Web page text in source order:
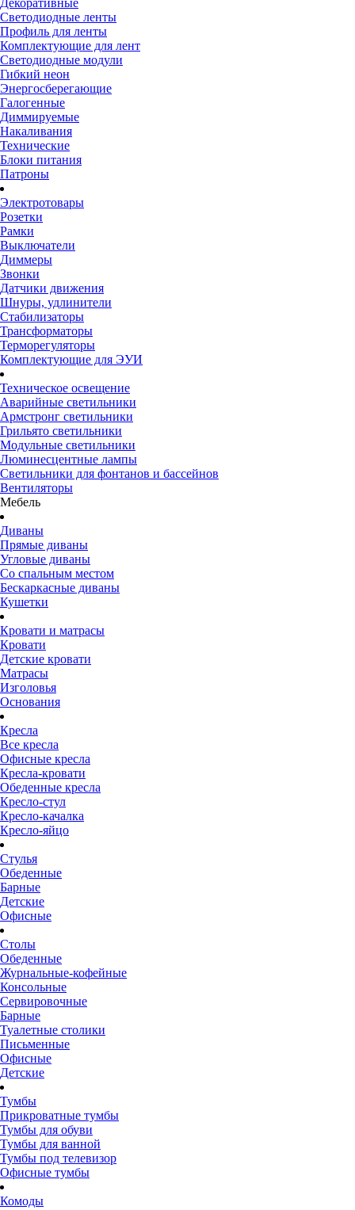
Декоративные
Светодиодные ленты
Профиль для ленты
Комплектующие для лент
Светодиодные модули
Гибкий неон
Энергосберегающие
Галогенные
Диммируемые
Накаливания
Технические
Блоки питания
Патроны
Электротовары
Розетки
Рамки
Выключатели
Диммеры
Звонки
Датчики движения
Шнуры, удлинители
Стабилизаторы
Трансформаторы
Терморегуляторы
Комплектующие для ЭУИ
Техническое освещение
Аварийные светильники
Армстронг светильники
Грильято светильники
Модульные светильники
Люминесцентные лампы
Светильники для фонтанов и бассейнов
Вентиляторы
Мебель
Диваны
Прямые диваны
Угловые диваны
Со спальным местом
Бескаркасные диваны
Кушетки
Кровати и матрасы
Кровати
Детские кровати
Матрасы
Изголовья
Основания
Кресла
Все кресла
Офисные кресла
Кресла-кровати
Обеденные кресла
Кресло-стул
Кресло-качалка
Кресло-яйцо
Стулья
Обеденные
Барные
Детские
Офисные
Столы
Обеденные
Журнальные-кофейные
Консольные
Сервировочные
Барные
Туалетные столики
Письменные
Офисные
Детские
Тумбы
Прикроватные тумбы
Тумбы для обуви
Тумбы для ванной
Тумбы под телевизор
Офисные тумбы
Комоды